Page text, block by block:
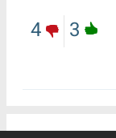
3
4